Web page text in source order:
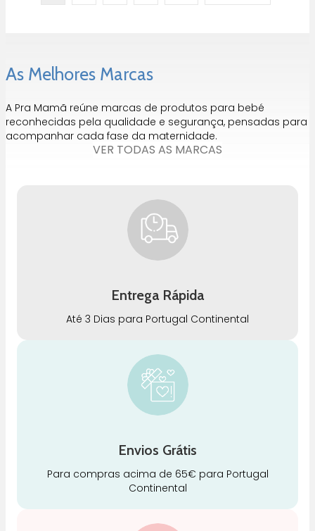
As Melhores Marcas
A Pra Mamã reúne marcas de produtos para bebé
reconhecidas pela qualidade e segurança, pensadas para
acompanhar cada fase da maternidade.
VER TODAS AS MARCAS
Entrega Rápida
Até 3 Dias para Portugal Continental
Envios Grátis
Para compras acima de 65€ para Portugal
Continental